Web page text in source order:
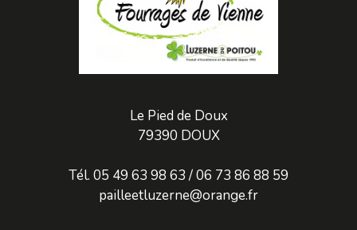
Le Pied de Doux
79390 DOUX
Tél. 05 49 63 98 63 / 06 73 86 88 59
pailleetluzerne@orange.fr